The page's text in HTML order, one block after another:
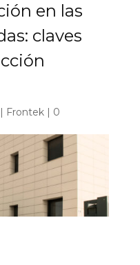
en las
claves
Frontek| 0